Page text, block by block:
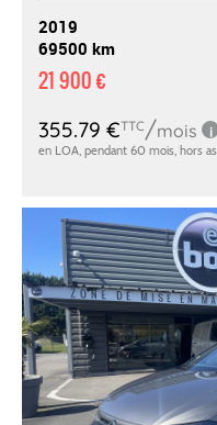
2019
69500 km
21 900 €